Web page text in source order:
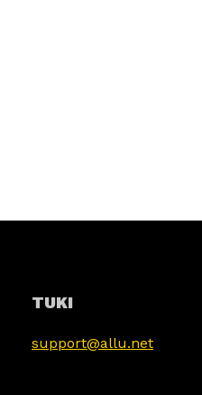
TUKI
support@allu.net